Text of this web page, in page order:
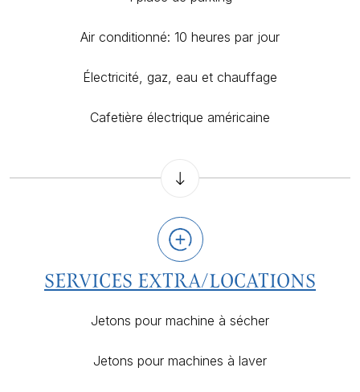
Air conditionné: 10 heures par jour
Électricité, gaz, eau et chauffage
Cafetière électrique américaine
SERVICES EXTRA/LOCATIONS
Jetons pour machine à sécher
Jetons pour machines à laver